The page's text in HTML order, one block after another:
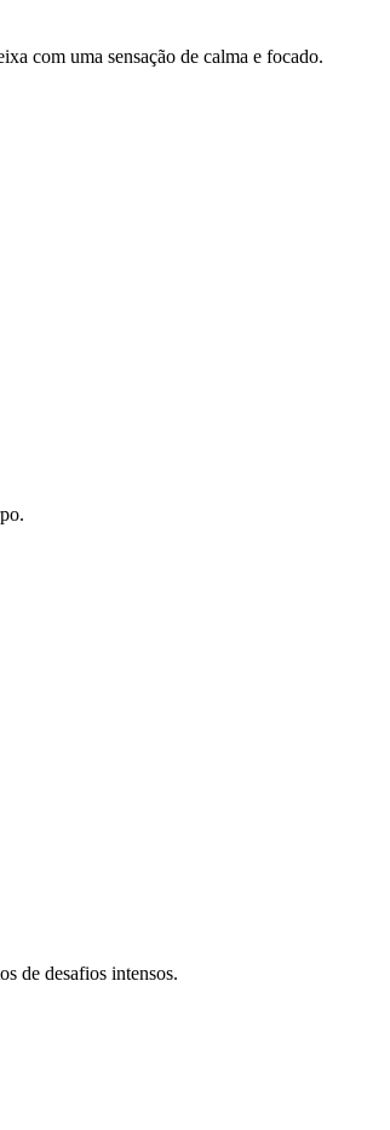
com uma sensação de calma e focado.
de desafios intensos.